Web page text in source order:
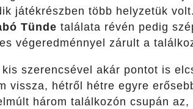
játékrészben több helyzetük
Tünde találata révén pedig
végeredménnyel zárult a
szerencsével akár pontot is
vissza, hétről hétre egyre
három találkozón csupán